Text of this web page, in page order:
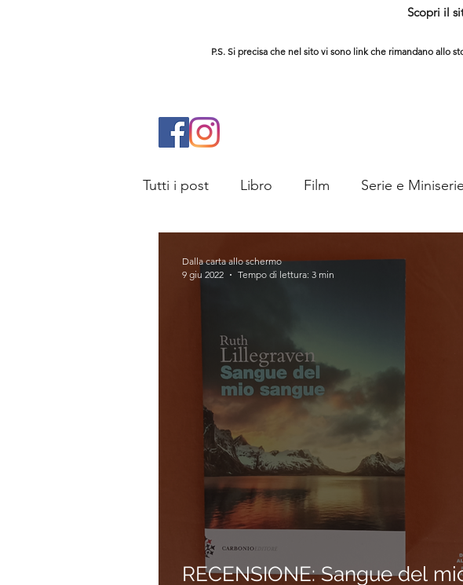
Scopri il
P.S. Si precisa che nel sito vi sono link che rimandano
Tutti i post Libro Film Serie e
RECENSIONE: Sangue del
Dalla carta allo schermo
9 giu 2022
Tempo di lettura: 3 min